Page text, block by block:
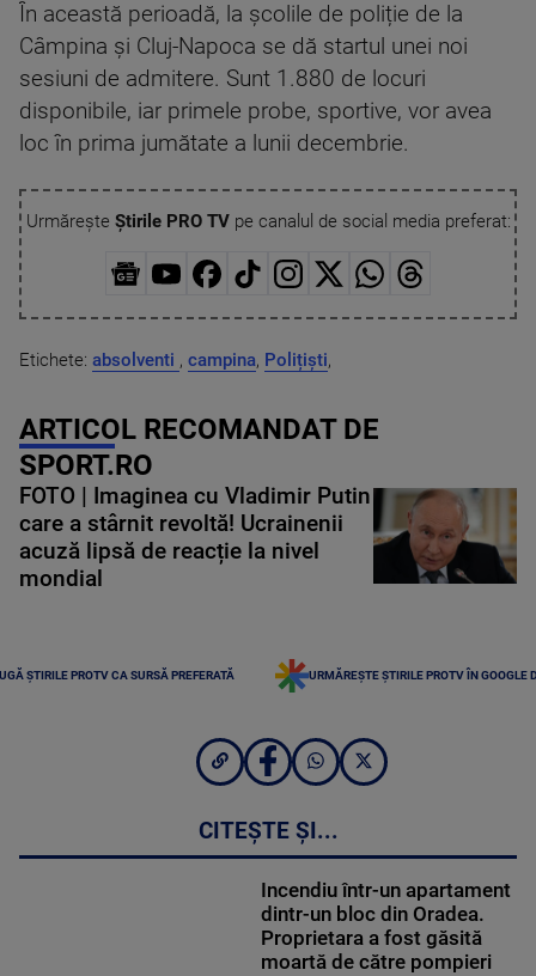
În această perioadă, la școlile de poliție de la
Câmpina și Cluj-Napoca se dă startul unei noi
sesiuni de admitere. Sunt 1.880 de locuri
disponibile, iar primele probe, sportive, vor avea
loc în prima jumătate a lunii decembrie.
Urmărește Știrile PRO TVpe canalul de social media preferat:
Etichete: absolventi , campina, Polițiști,
ARTICOL RECOMANDAT DE
SPORT.RO
FOTO | Imaginea cu Vladimir Putin
care a stârnit revoltă! Ucrainenii
acuză lipsă de reacție la nivel
mondial
ȘTIRILE PROTV CA SURSĂ PREFERATĂ URMĂREȘTE ȘTIRILE PROTV ÎN GOOGLE
CITEȘTE ȘI...
Incendiu într-un apartament
dintr-un bloc din Oradea.
Proprietara a fost găsită
moartă de către pompieri